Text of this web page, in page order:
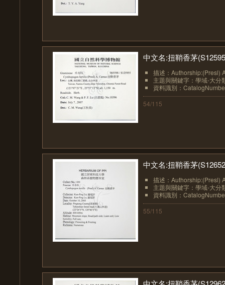
中文名:扭鞘香茅
描述：Authorship:(Presl)
主題與關鍵字：學域-大分
資料識別：
54/115
中文名:扭鞘香茅
描述：Authorship:(Presl)
主題與關鍵字：學域-大分
資料識別：
55/115